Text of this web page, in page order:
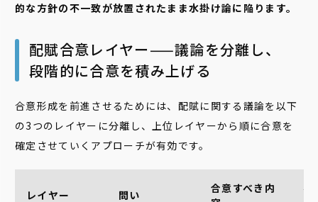
的な方針の不一致が放置されたまま水掛け論に陥ります。
配賦合意レイヤー——議論を分離し、
段階的に合意を積み上げる
合意形成を前進させるためには、配賦に関する議論を以下
の3つのレイヤーに分離し、上位レイヤーから順に合意を
確定させていくアプローチが有効です。
レイヤー 問い
合意すべき内
参